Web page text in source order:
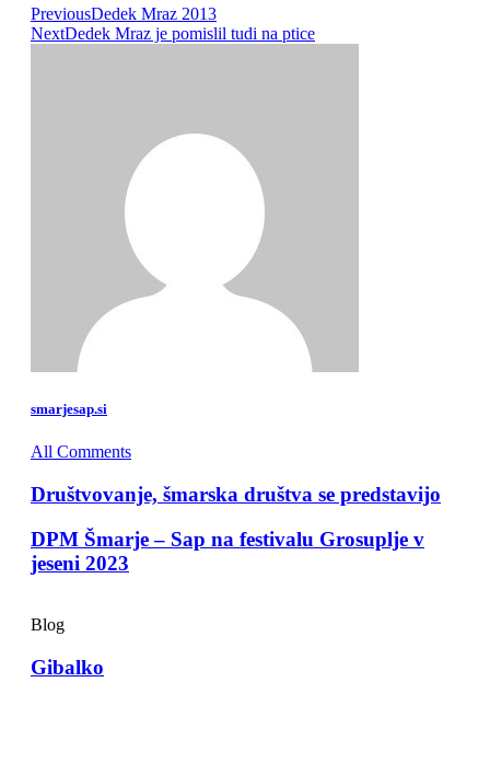
PreviousDedek Mraz 2013
NextDedek Mraz je pomislil tudi na ptice
smarjesap.si
All Comments
Društvovanje, šmarska društva se predstavijo
DPM Šmarje – Sap na festivalu Grosuplje v
jeseni 2023
Blog
Gibalko